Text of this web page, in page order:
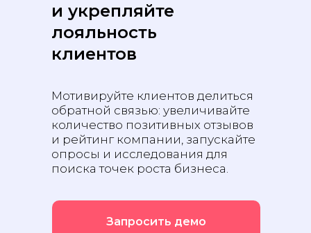
и укрепляйте
лояльность
клиентов
Мотивируйте клиентов делиться
обратной связью: увеличивайте
количество позитивных отзывов
и рейтинг компании, запускайте
опросы и исследования для
поиска точек роста бизнеса.
Запросить демо